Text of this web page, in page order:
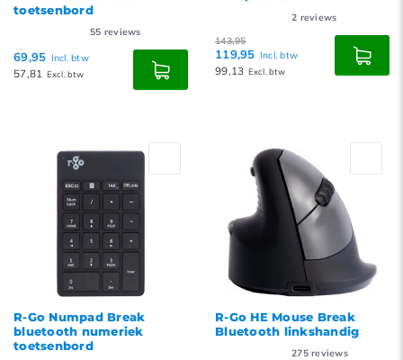
toetsenbord
55 reviews
69,95 Incl. btw
57,81 Excl. btw
2 reviews
143,95
119,95 Incl. btw
99,13 Excl. btw
R-Go Numpad Break
bluetooth numeriek
toetsenbord
R-Go HE Mouse Break
Bluetooth linkshandig
275reviews